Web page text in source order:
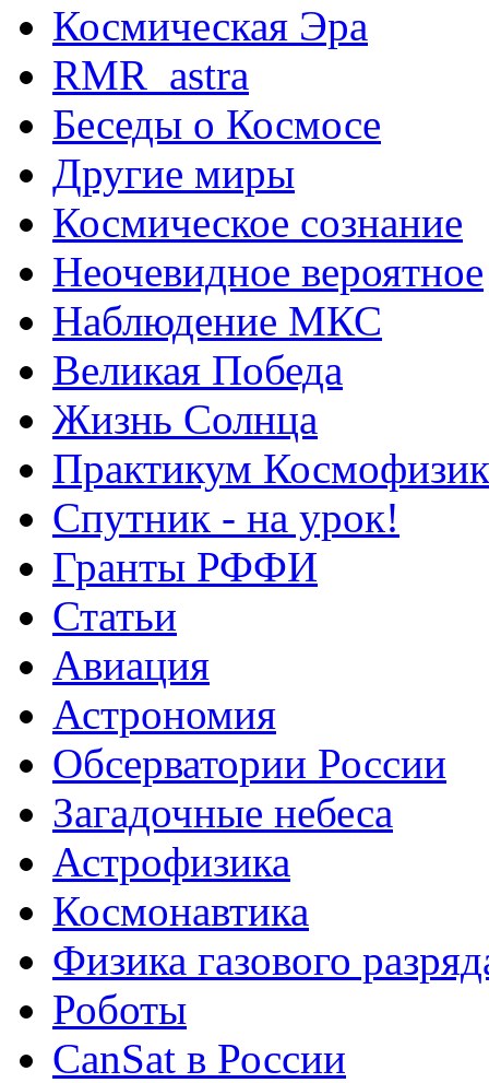
Космическая Эра
RMR_astra
Беседы о Космосе
Другие миры
Космическое сознание
Неочевидное вероятное
Наблюдение МКС
Великая Победа
Жизнь Солнца
Практикум
Спутник - на урок!
Гранты РФФИ
Статьи
Авиация
Астрономия
Обсерватории России
Загадочные небеса
Астрофизика
Космонавтика
Физика газового
Роботы
CanSat в России